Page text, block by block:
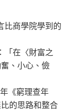
商學院學到的
在〈財富之
、小心、儉
《窮理查年
的思路和整合